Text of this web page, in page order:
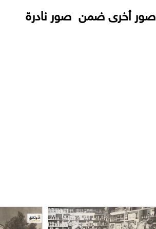
صور أخرى ضمن صور نادرة